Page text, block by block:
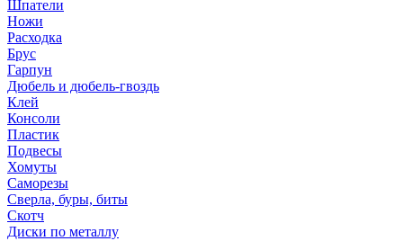
Шпатели
Ножи
Расходка
Брус
Гарпун
Дюбель и дюбель-гвоздь
Клей
Консоли
Пластик
Подвесы
Хомуты
Саморезы
Сверла, буры, биты
Скотч
Диски по металлу